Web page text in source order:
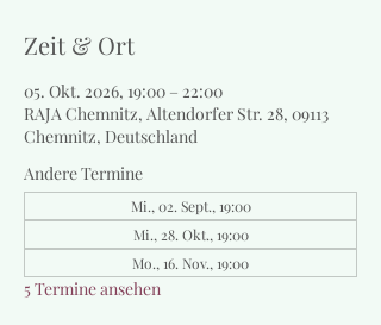
Zeit & Ort
05. Okt. 2026, 19:00 – 22:00
RAJA Chemnitz, Altendorfer Str. 28, 09113
Chemnitz, Deutschland
Andere Termine
Mi., 02. Sept., 19:00
Mi., 28. Okt., 19:00
Mo., 16. Nov., 19:00
5 Termine ansehen